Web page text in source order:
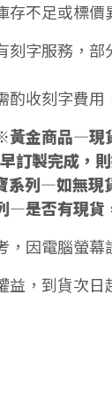
存不足或標
刻字服務，
酌收刻字費用
金商品—現
訂製完成，
列—如無現
—是否有現貨
因電腦螢幕
益，到貨次